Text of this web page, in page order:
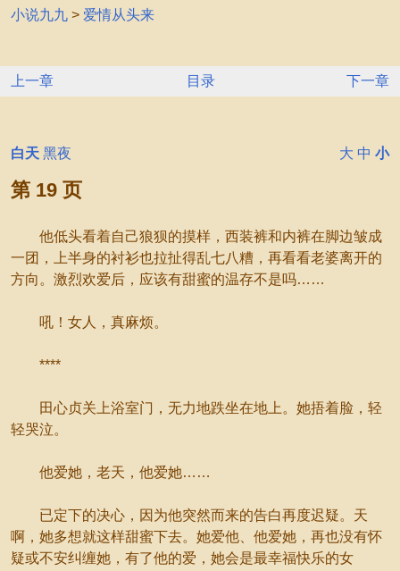
小说九九 > 爱情从头来
上一章 目录 下一章
白天 黑夜 大 中 小
第 19 页
他低头看着自己狼狈的摸样，西装裤和内裤在脚边皱成
一团，上半身的衬衫也拉扯得乱七八糟，再看看老婆离开的
方向。激烈欢爱后，应该有甜蜜的温存不是吗……
吼！女人，真麻烦。
****
田心贞关上浴室门，无力地跌坐在地上。她捂着脸，轻
轻哭泣。
他爱她，老天，他爱她……
已定下的决心，因为他突然而来的告白再度迟疑。天
啊，她多想就这样甜蜜下去。她爱他、他爱她，再也没有怀
疑或不安纠缠她，有了他的爱，她会是最幸福快乐的女